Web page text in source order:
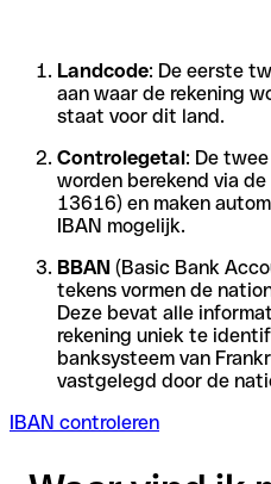
Landcode: De eerste
aan waar de rekening
staat voor dit land.
Controlegetal: De
worden berekend via
13616) en maken
IBAN mogelijk.
BBAN (Basic Bank
tekens vormen de
Deze bevat alle
rekening uniek te
banksysteem van
vastgelegd door de
IBAN controleren